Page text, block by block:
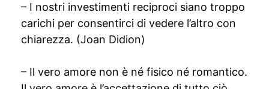
– I nostri investimenti reciproci siano troppo
carichi per consentirci di vedere l’altro con
chiarezza. (Joan Didion)
– Il vero amore non è né fisico né romantico.